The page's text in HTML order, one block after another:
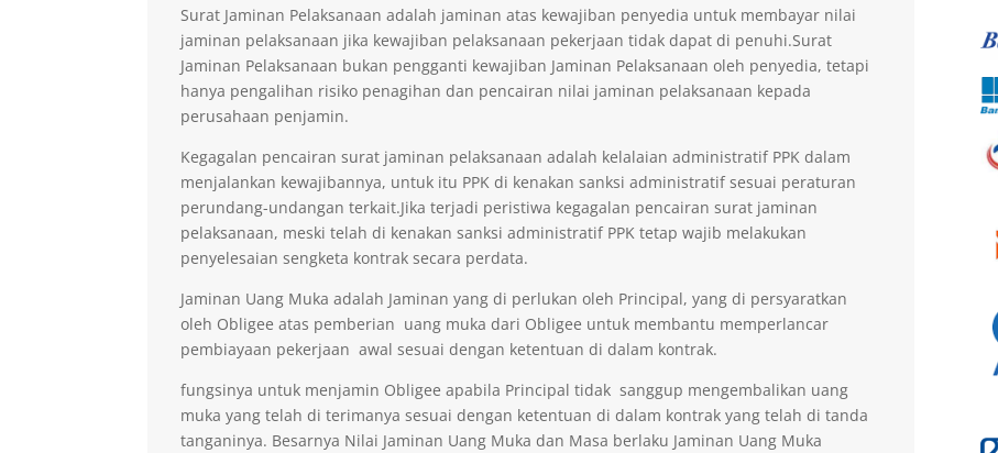
Surat Jaminan Pelaksanaan adalah jaminan atas kewajiban penyedia untuk membayar nilai
jaminan pelaksanaan jika kewajiban pelaksanaan pekerjaan tidak dapat di penuhi.Surat
Jaminan Pelaksanaan bukan pengganti kewajiban Jaminan Pelaksanaan oleh penyedia, tetapi
hanya pengalihan risiko penagihan dan pencairan nilai jaminan pelaksanaan kepada
perusahaan penjamin.
Kegagalan pencairan surat jaminan pelaksanaan adalah kelalaian administratif PPK dalam
menjalankan kewajibannya, untuk itu PPK di kenakan sanksi administratif sesuai peraturan
perundang-undangan terkait.Jika terjadi peristiwa kegagalan pencairan surat jaminan
pelaksanaan, meski telah di kenakan sanksi administratif PPK tetap wajib melakukan
penyelesaian sengketa kontrak secara perdata.
Jaminan Uang Muka adalah Jaminan yang di perlukan oleh Principal, yang di persyaratkan
oleh Obligee atas pemberian uang muka dari Obligee untuk membantu memperlancar
pembiayaan pekerjaan awal sesuai dengan ketentuan di dalam kontrak.
fungsinya untuk menjamin Obligee apabila Principal tidak sanggup mengembalikan uang
muka yang telah di terimanya sesuai dengan ketentuan di dalam kontrak yang telah di tanda
tanganinya. Besarnya Nilai Jaminan Uang Muka dan Masa berlaku Jaminan Uang Muka